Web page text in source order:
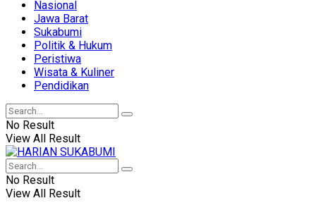
Nasional
Jawa Barat
Sukabumi
Politik & Hukum
Peristiwa
Wisata & Kuliner
Pendidikan
No Result
View All Result
No Result
View All Result